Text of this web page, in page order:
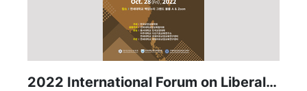
2022 International Forum on Liberal